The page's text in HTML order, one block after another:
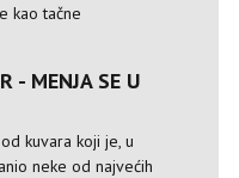
kao tačne
- MENJA SE U
kuvara koji je, u
neke od najvećih